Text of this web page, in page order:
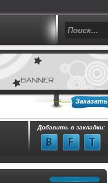
Заказать
Добавить в закладки: